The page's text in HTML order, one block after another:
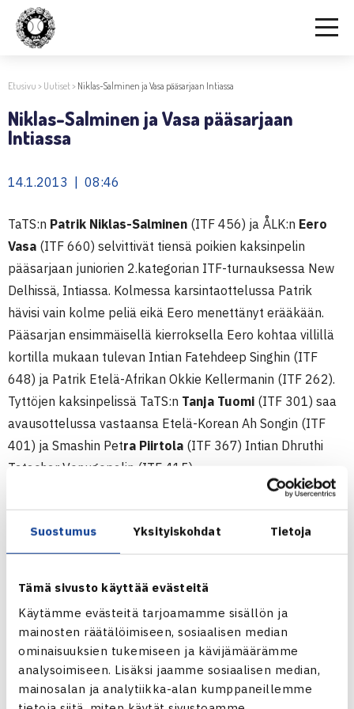
Suostumus Yksityiskohdat Tietoja
Tämä sivusto käyttää evästeitä
Käytämme evästeitä tarjoamamme sisällön ja
mainosten räätälöimiseen, sosiaalisen median
ominaisuuksien tukemiseen ja kävijämäärämme
analysoimiseen. Lisäksi jaamme sosiaalisen median,
mainosalan ja analytiikka-alan kumppaneillemme
Etusivu > Uutiset> Niklas-Salminen ja Vasa pääsarjaan Intiassa
Niklas-Salminen ja Vasa pääsarjaan
Intiassa
14.1.2013 | 08:46
TaTS:n Patrik Niklas-Salminen (ITF 456) ja ÅLK:n Eero
Vasa (ITF 660) selvittivät tiensä poikien kaksinpelin
pääsarjaan juniorien 2.kategorian ITF-turnauksessa New
Delhissä, Intiassa. Kolmessa karsintaottelussa Patrik
hävisi vain kolme peliä eikä Eero menettänyt erääkään.
Pääsarjan ensimmäisellä kierroksella Eero kohtaa villillä
kortilla mukaan tulevan Intian Fatehdeep Singhin (ITF
648) ja Patrik Etelä-Afrikan Okkie Kellermanin (ITF 262).
Tyttöjen kaksinpelissä TaTS:n Tanja Tuomi (ITF 301) saa
avausottelussa vastaansa Etelä-Korean Ah Songin (ITF
401) ja Smashin Petra Piirtola (ITF 367) Intian Dhruthi
Tatachar Venugopalin (ITF 415)
Juniorien ITF-turnaus (2.kateg.)
14.-19.1.2013 New Delhi, Intia
Poikien kaksinpelin karsinta
(villi kortti) 61 60, Eero Vasa (3.) – Mhiesilhouto Thou Intia
(villi kortti) 61 61
2.kierrosta: Niklas-Salminen – Chinmaya Dev Chauhan
Intia 60 60, Vasa – Rohan Punj Intia 64 75
3.kierrosta (voittajat pääsarjaan): Niklas-Salminen – Dheer